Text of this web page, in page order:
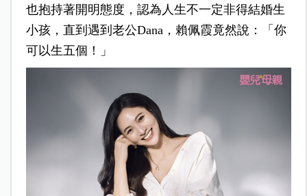
也抱持著開明態度，認為人生不一定非得結婚生
小孩，直到遇到老公Dana，賴佩霞竟然說：「你
可以生五個！」